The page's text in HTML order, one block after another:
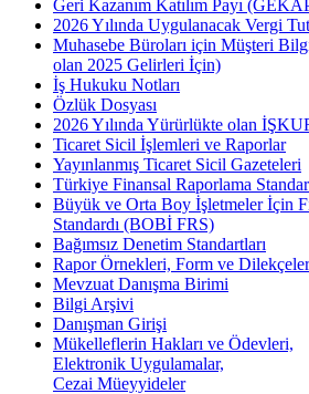
Geri Kazanım Katılım Payı
2026 Yılında Uygulanacak Vergi
Muhasebe Büroları için Müşteri
olan 2025 Gelirleri İçin)
İş Hukuku Notları
Özlük Dosyası
2026 Yılında Yürürlükte olan
Ticaret Sicil İşlemleri ve Raporlar
Yayınlanmış Ticaret Sicil Gazeteleri
Türkiye Finansal Raporlama
Büyük ve Orta Boy İşletmeler İçin
Standardı (BOBİ FRS)
Bağımsız Denetim Standartları
Rapor Örnekleri, Form ve Dilekçeler
Mevzuat Danışma Birimi
Bilgi Arşivi
Danışman Girişi
Mükelleflerin Hakları ve Ödevleri,
Elektronik Uygulamalar,
Cezai Müeyyideler